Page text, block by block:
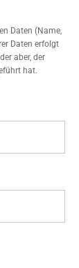
Daten (Name,
Daten erfolgt
aber, der
hat.